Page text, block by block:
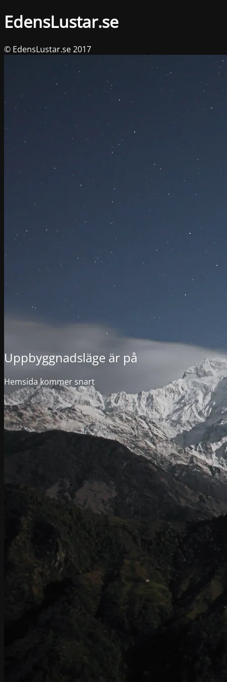
EdensLustar.se
Uppbyggnadsläge är på
Hemsida kommer snart
© EdensLustar.se 2017